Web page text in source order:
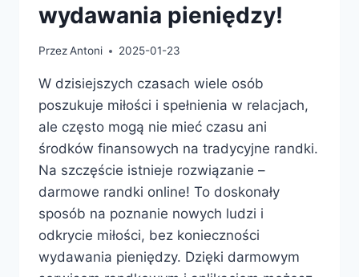
wydawania pieniędzy!
PrzezAntoni 2025-01-23
W dzisiejszych czasach wiele osób
poszukuje miłości i spełnienia w relacjach,
ale często mogą nie mieć czasu ani
środków finansowych na tradycyjne randki.
Na szczęście istnieje rozwiązanie –
darmowe randki online! To doskonały
sposób na poznanie nowych ludzi i
odkrycie miłości, bez konieczności
wydawania pieniędzy. Dzięki darmowym